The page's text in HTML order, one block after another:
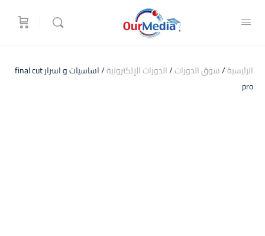
الرئيسية/سوق الدورات/الدورات الإلكترونية
/ اساسيات و اسرار final cut
pro